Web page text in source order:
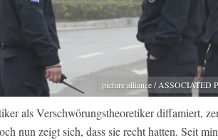
picture alliance / ASSOCIATED
als Verschwörungstheoretiker diffamiert,
nun zeigt sich, dass sie recht hatten. Seit